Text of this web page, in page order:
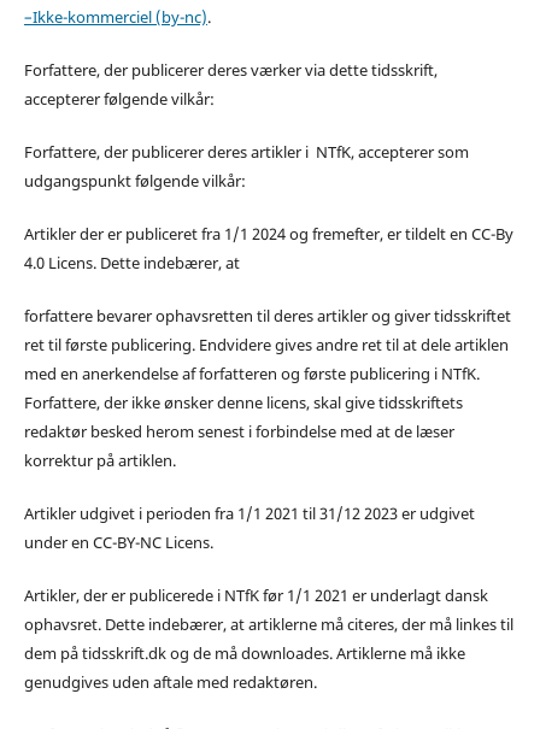
–Ikke-kommerciel (by-nc).
Forfattere, der publicerer deres værker via dette tidsskrift,
accepterer følgende vilkår:
Forfattere, der publicerer deres artikler i NTfK, accepterer som
udgangspunkt følgende vilkår:
Artikler der er publiceret fra 1/1 2024 og fremefter, er tildelt en CC-By
4.0 Licens. Dette indebærer, at
forfattere bevarer ophavsretten til deres artikler og giver tidsskriftet
ret til første publicering. Endvidere gives andre ret til at dele artiklen
med en anerkendelse af forfatteren og første publicering i NTfK.
Forfattere, der ikke ønsker denne licens, skal give tidsskriftets
redaktør besked herom senest i forbindelse med at de læser
korrektur på artiklen.
Artikler udgivet i perioden fra 1/1 2021 til 31/12 2023 er udgivet
under en CC-BY-NC Licens.
Artikler, der er publicerede i NTfK før 1/1 2021 er underlagt dansk
ophavsret. Dette indebærer, at artiklerne må citeres, der må linkes til
dem på tidsskrift.dk og de må downloades. Artiklerne må ikke
genudgives uden aftale med redaktøren.